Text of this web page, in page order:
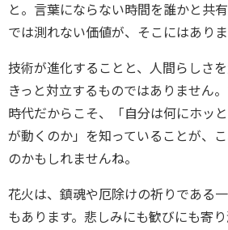
と。言葉にならない時間を誰かと共
では測れない価値が、そこにはありま
技術が進化することと、人間らしさを
きっと対立するものではありません
時代だからこそ、「自分は何にホッ
が動くのか」を知っていることが、
のかもしれませんね。
花火は、鎮魂や厄除けの祈りである
もあります。悲しみにも歓びにも寄